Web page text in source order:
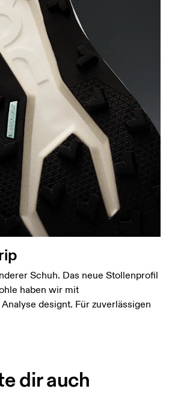
Schuh. Das neue Stollenprofil
haben wir mit
designt. Für zuverlässigen
dir auch